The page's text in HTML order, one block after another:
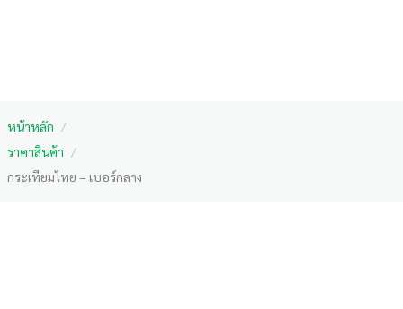
หน้าหลัก /
ราคาสินค้า /
กระเทียมไทย – เบอร์กลาง